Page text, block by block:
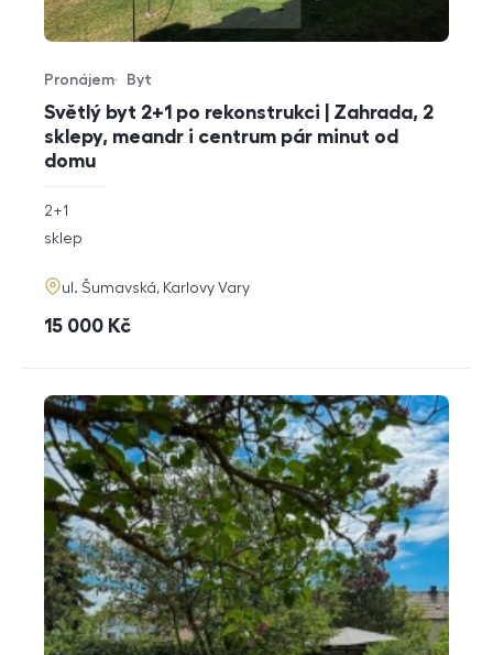
Světlý byt 2+1 po rekonstrukci | Zahrada, 2
sklepy, meandr i centrum pár minut od
domu
Typ nabídky
Pronájem
Typ nemovitosti
Byt
rozměry
dispozice
2+1
funkce
sklep
adresa
ul. Šumavská, Karlovy Vary
cena
15 000 Kč